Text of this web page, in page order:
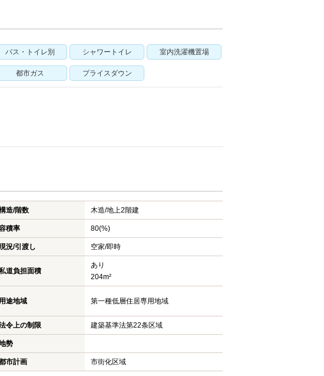
バス・トイレ別 シャワートイレ 室内洗濯機置場
都市ガス プライスダウン
造/階数 木造/地上2階建
積率 80(%)
況/引渡し 空家/即時
道負担面積
あり
204m²
用途地域 第一種低層住居専用地域
令上の制限 建築基準法第22条区域
勢
市計画 市街化区域